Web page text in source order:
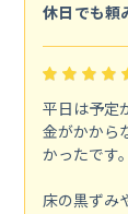
休日でも頼
平日は予定
金がかから
かったです。
床の黒ずみ